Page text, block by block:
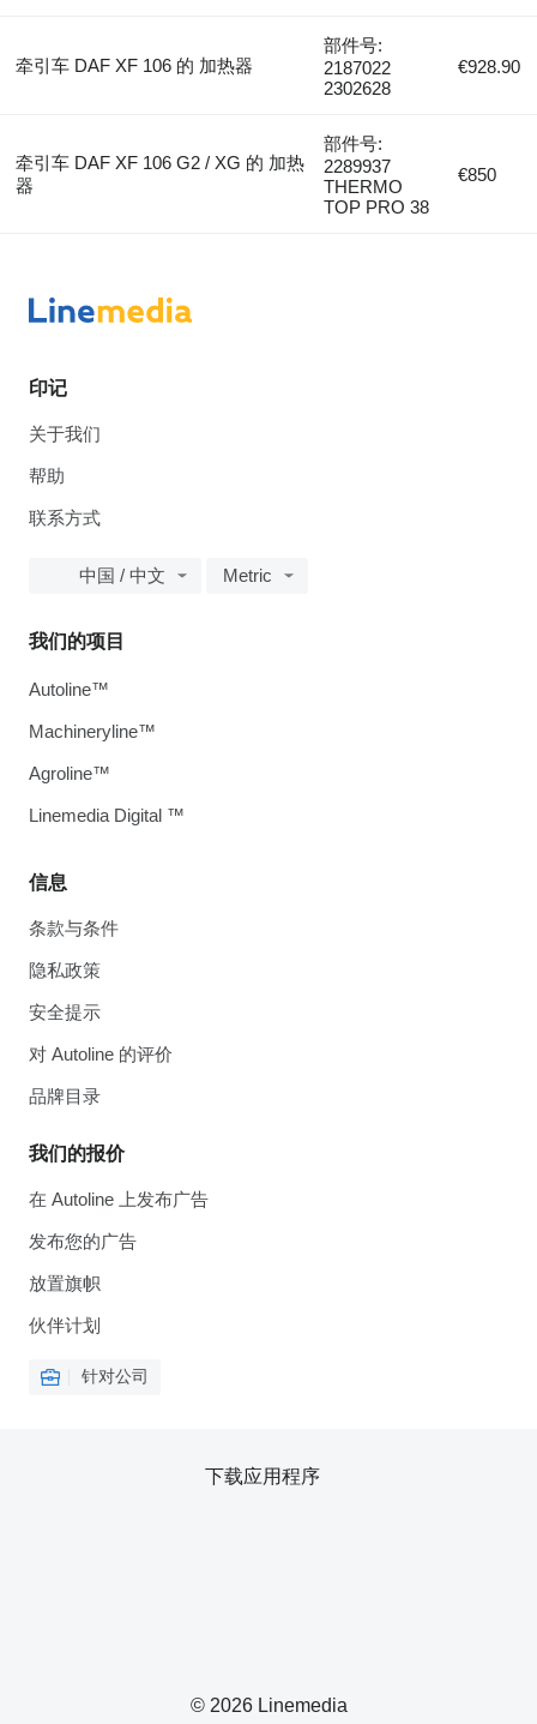
牵引车 DAF XF 106 的 加热器
部件号:
2187022
2302628
€928.90
牵引车 DAF XF 106 G2 / XG 的 加热
器
部件号:
2289937
THERMO
TOP PRO 38
€850
印记
关于我们
帮助
联系方式
中国 / 中文 Metric
信息
条款与条件
隐私政策
安全提示
对 Autoline 的评价
品牌目录
我们的报价
在 Autoline 上发布广告
发布您的广告
放置旗帜
伙伴计划
针对公司
我们的项目
Autoline™
Machineryline™
Agroline™
Linemedia Digital ™
© 2026 Linemedia
下载应用程序